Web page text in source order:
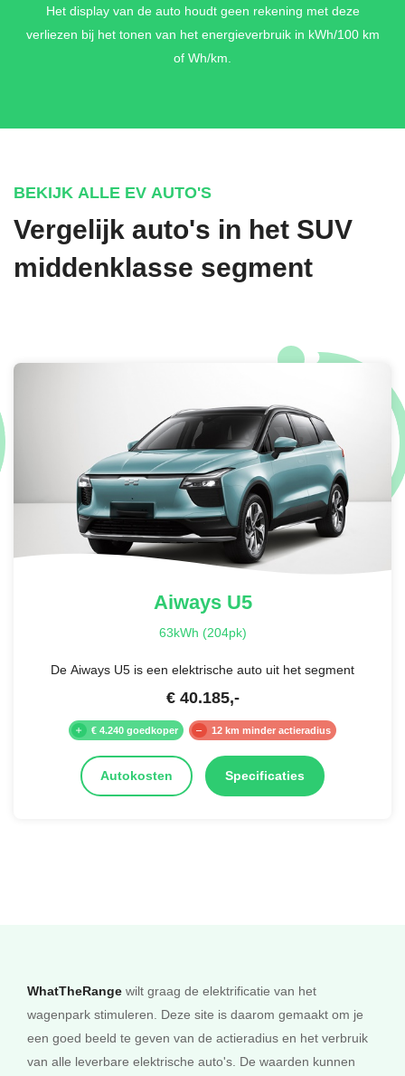
TECH
Achteruitrijcamera (KA2) + Projectielicht in de buitenspiegels
(1J2) + Buitenspiegels elektrisch verstelbaar, verwarmbaar en
Het display van de auto houdt geen rekening met deze
verliezen bij het tonen van het energieverbruik in kWh/100 km
of Wh/km.
BEKIJK ALLE EV AUTO'S
Vergelijk auto's in het SUV
middenklasse segment
AiwaysU5
63kWh (204pk)
De Aiways U5 is een elektrische auto uit het segment
€ 40.185,-
€ 4.240 goedkoper 12 km minder actieradius
Autokosten Specificaties
WhatTheRange wilt graag de elektrificatie van het
wagenpark stimuleren. Deze site is daarom gemaakt om je
een goed beeld te geven van de actieradius en het verbruik
van alle leverbare elektrische auto's. De waarden kunnen